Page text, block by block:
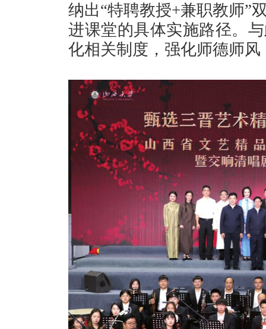
纳出“特聘教授+兼职教师”
进课堂的具体实施路径。
化相关制度，强化师德师